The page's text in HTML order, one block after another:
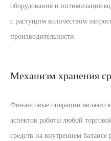
оборудования и оптимизация
с растущим количеством
производительности.
Механизм хранения
Финансовые операции
аспектов работы любой
средств на внутреннем